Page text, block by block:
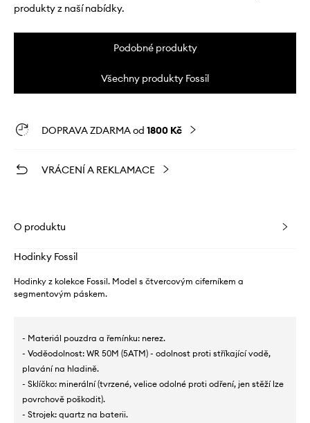
produkty z naší nabídky.
Podobné produkty
Všechny produkty Fossil
DOPRAVA ZDARMA od 1800 Kč
VRÁCENÍ A REKLAMACE
O produktu
Hodinky Fossil
Hodinky z kolekce Fossil. Model s čtvercovým ciferníkem a
segmentovým páskem.
- Materiál pouzdra a řemínku: nerez.
- Voděodolnost: WR 50M (5ATM) - odolnost proti stříkající vodě,
plavání na hladině.
- Sklíčko: minerální (tvrzené, velice odolné proti odření, jen stěží lze
povrchově poškodit).
- Strojek: quartz na baterii.